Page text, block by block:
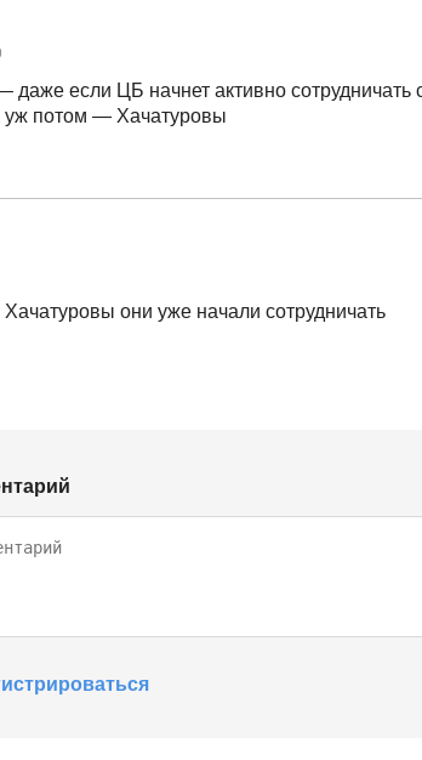
даже если ЦБ начнет активно сотрудничать
уж потом — Хачатуровы
они уже начали сотрудничать